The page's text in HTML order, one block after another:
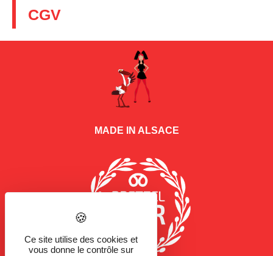
CGV
MADE IN ALSACE
Ce site utilise des cookies et
vous donne le contrôle sur